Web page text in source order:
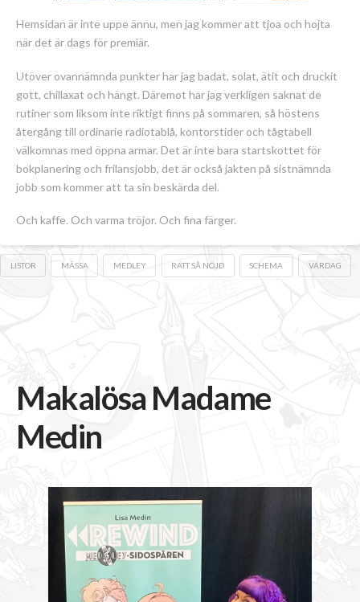
Hemsidan är inte uppe ännu, men jag kommer att tjoa och hojta
när det är dags för premiär.
Utöver ovannämnda punkter har jag badat, solat, ätit och druckit
gott, chillaxat och hängt. Däremot har jag verkligen saknat de
rutiner som liksom inte riktigt finns på sommaren, så höstens
återgång till ordinarie radiotablå, kontorstider och tågtabell
välkomnas med öppna armar. Det är inte bara startskottet för
bokplanering och frilansjobb, det är också jakten på sistnämnda
jobb som kommer att ta sin beskärda del.
Och kaffe. Och varma tröjor. Och fina färger.
LISTOR MÄSSA MEDLEY RÄTT SÅ NÖJD SCHEMA VARDAG
Makalösa Madame
Medin